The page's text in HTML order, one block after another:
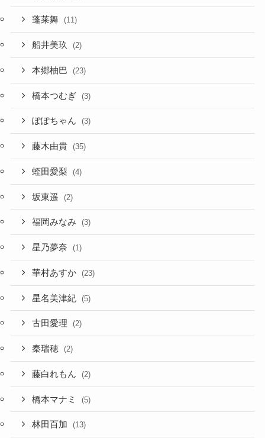
蓬莱舞 (11)
船井美玖 (2)
本郷柚巴 (23)
橋本つむぎ (3)
ぽぽちゃん (3)
藤木由貴 (35)
蛭田愛梨 (4)
坂東遥 (2)
福岡みなみ (3)
星乃夢奈 (1)
華村あすか (23)
星名美津紀 (5)
古田愛理 (2)
秦瑞穂 (2)
藤白れもん (2)
橋本マナミ (5)
林田百加 (13)